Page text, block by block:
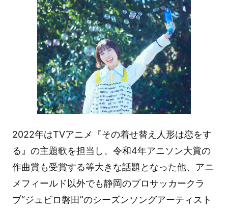
2022年はTVアニメ『その着せ替え人形は恋をす
る』の主題歌を担当し、令和4年アニソン大賞の
作曲賞も受賞する等大きな話題となった他、アニ
メフィールド以外でも静岡のプロサッカークラ
ブ“ジュビロ磐田”のシーズンソングアーティスト